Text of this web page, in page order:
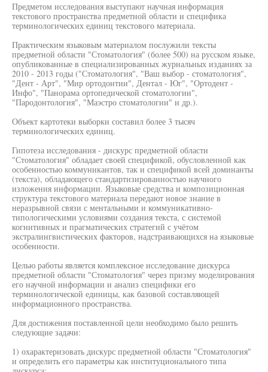
Предметом исследования выступают научная информация
текстового пространства предметной области и специфика
терминологических единиц текстового материала.
Практическим языковым материалом послужили тексты
предметной области "Стоматология" (более 500) на русском языке,
опубликованные в специализированных журнальных изданиях за
2010 - 2013 годы ("Стоматология", "Ваш выбор - стоматология",
"Дент - Арт", "Мир ортодонтии", Дентал - Юг", "Ортодент -
Инфо", "Панорама ортопедической стоматологии",
"Пародонтология", "Маэстро стоматологии" и др.).
Объект картотеки выборки составил более 3 тысяч
терминологических единиц.
Гипотеза исследования - дискурс предметной области
"Стоматология" обладает своей спецификой, обусловленной как
особенностью коммуникантов, так и спецификой всей доминанты
(текста), обладающего стандартизированностью научного
изложения информации. Языковые средства и композиционная
структура текстового материала передают новое знание в
неразрывной связи с ментальными и коммуникативно-
типологическими условиями создания текста, с системой
когнитивных и прагматических стратегий с учётом
экстралингвистических факторов, надстраивающихся на языковые
особенности.
Целью работы является комплексное исследование дискурса
предметной области "Стоматология" через призму моделирования
его научной информации и анализ специфики его
терминологической единицы, как базовой составляющей
информационного пространства.
Для достижения поставленной цели необходимо было решить
следующие задачи:
1) охарактеризовать дискурс предметной области "Стоматология"
и определить его параметры как институционального типа